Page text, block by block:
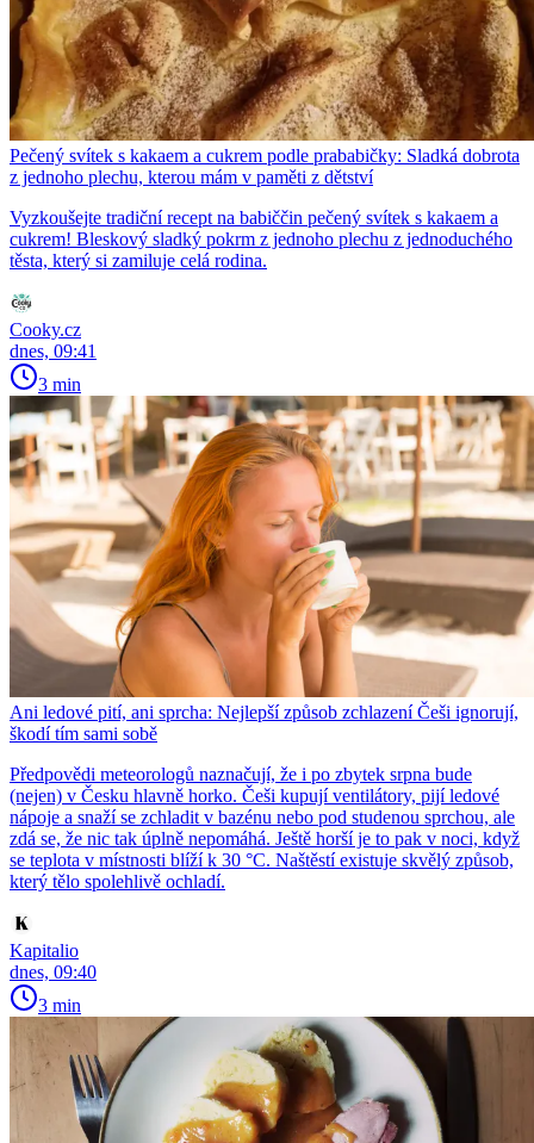
Pečený svítek s kakaem a cukrem podle prababičky: Sladká dobrota
z jednoho plechu, kterou mám v paměti z dětství
Vyzkoušejte tradiční recept na babiččin pečený svítek s kakaem a
cukrem! Bleskový sladký pokrm z jednoho plechu z jednoduchého
těsta, který si zamiluje celá rodina.
Cooky.cz
dnes, 09:41
3 min
Ani ledové pití, ani sprcha: Nejlepší způsob zchlazení Češi ignorují,
škodí tím sami sobě
Předpovědi meteorologů naznačují, že i po zbytek srpna bude
(nejen) v Česku hlavně horko. Češi kupují ventilátory, pijí ledové
nápoje a snaží se zchladit v bazénu nebo pod studenou sprchou, ale
zdá se, že nic tak úplně nepomáhá. Ještě horší je to pak v noci, když
se teplota v místnosti blíží k 30 °C. Naštěstí existuje skvělý způsob,
který tělo spolehlivě ochladí.
Kapitalio
dnes, 09:40
3 min